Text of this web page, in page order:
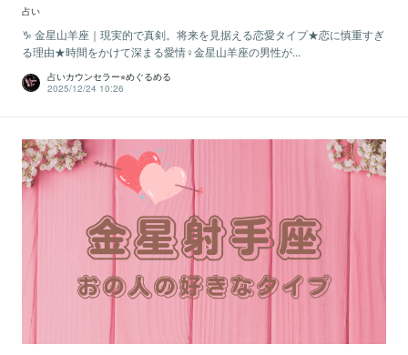
占い
♑️ 金星山羊座｜現実的で真剣。将来を見据える恋愛タイプ★恋に慎重すぎ
る理由★時間をかけて深まる愛情♀金星山羊座の男性が...
占いカウンセラー⭐︎めぐるめる
2025/12/24 10:26